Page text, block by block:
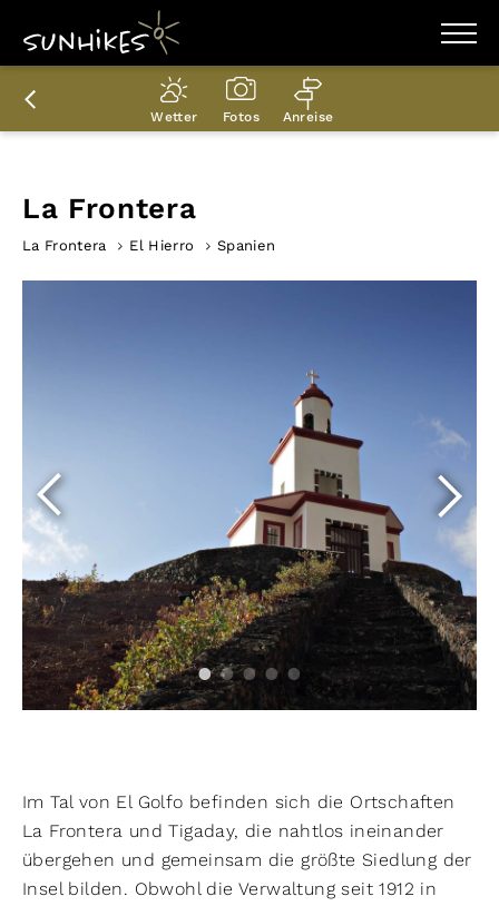
WANDERZIELE
WANDERUNGEN
ENTDECKEN
PLANER
Wetter Fotos Anreise
La Frontera
La Frontera El Hierro Spanien
Im Tal von El Golfo befinden sich die Ortschaften
La Frontera und Tigaday, die nahtlos ineinander
übergehen und gemeinsam die größte Siedlung der
Insel bilden. Obwohl die Verwaltung seit 1912 in